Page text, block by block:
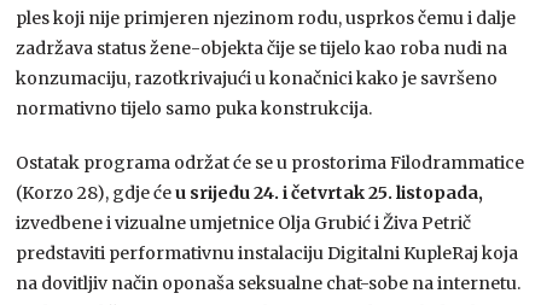
ples koji nije primjeren njezinom rodu, usprkos čemu i dalje
zadržava status žene-objekta čije se tijelo kao roba nudi na
konzumaciju, razotkrivajući u konačnici kako je savršeno
normativno tijelo samo puka konstrukcija.
Ostatak programa održat će se u prostorima Filodrammatice
(Korzo 28), gdje ćeu srijedu 24. i četvrtak 25. listopada,
izvedbene i vizualne umjetnice Olja Grubić i Živa Petrič
predstaviti performativnu instalaciju Digitalni KupleRaj koja
na dovitljiv način oponaša seksualne chat-sobe na internetu.